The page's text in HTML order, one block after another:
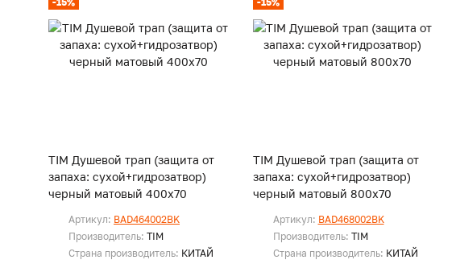
TIM Душевой трап (защита от
запаха: сухой+гидрозатвор)
черный матовый 400х70
Артикул: BAD464002BK
Производитель: TIM
Страна производитель: КИТАЙ
TIM Душевой трап (защита от
запаха: сухой+гидрозатвор)
черный матовый 800х70
Артикул: BAD468002BK
Производитель: TIM
Страна производитель: КИТАЙ